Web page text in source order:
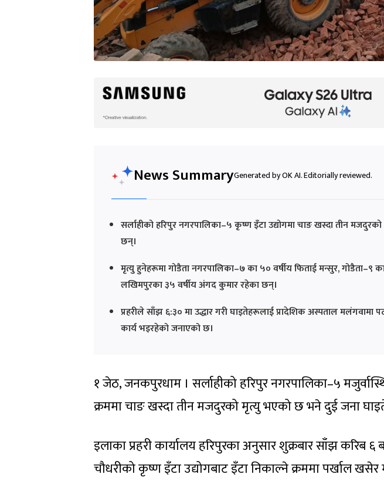
News SummaryGenerated by OK AI. Editorially reviewed.
सर्लाहीको हरिपुर नगरपालिका–५ कृष्ण इँटा उद्योगमा चाङ खस्दा तीन
छन्।
मृत्यु हुनेहरूमा गोडैता नगरपालिका–७ का ५० वर्षीय फिताई मन्सुर, गोडैता–९
लखिमपुरका ३५ वर्षीय अंगद कुमार रहेका छन्।
प्रहरीले साँझ ६:३० मा उद्धार गरी घाइतेहरूलाई प्रादेशिक अस्पताल मलंगवामा
कार्य भइरहेको जनाएको छ।
१ जेठ, जनकपुरधाम । सर्लाहीको हरिपुर नगरपालिका–५
क्रममा चाङ खस्दा तीन मजदुरको मृत्यु भएको छ भने दुई जना
इलाका प्रहरी कार्यालय हरिपुरका अनुसार शुक्रबार साँझ करिब ६
चौधरीको कृष्ण इँटा उद्योगबाट इँटा निकाल्ने क्रममा पर्खाल